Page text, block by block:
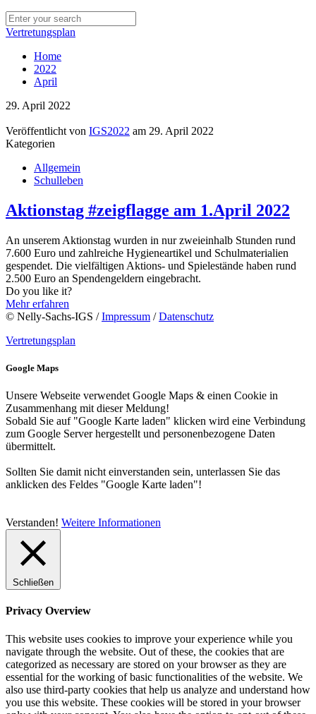
Vertretungsplan
Home
2022
April
29. April 2022
Veröffentlicht von IGS2022 am 29. April 2022
Kategorien
Allgemein
Schulleben
Aktionstag #zeigflagge am 1.April 2022
An unserem Aktionstag wurden in nur zweieinhalb Stunden rund
7.600 Euro und zahlreiche Hygieneartikel und Schulmaterialien
gespendet. Die vielfältigen Aktions- und Spielestände haben rund
2.500 Euro an Spendengeldern eingebracht.
Do you like it?
Mehr erfahren
© Nelly-Sachs-IGS /Impressum /Datenschutz
Vertretungsplan
Google Maps
Unsere Webseite verwendet Google Maps & einen Cookie in
Zusammenhang mit dieser Meldung!
Sobald Sie auf "Google Karte laden" klicken wird eine Verbindung
zum Google Server hergestellt und personenbezogene Daten
übermittelt.
Sollten Sie damit nicht einverstanden sein, unterlassen Sie das
anklicken des Feldes "Google Karte laden"!
Verstanden! Weitere Informationen
Schließen
Privacy Overview
This website uses cookies to improve your experience while you
navigate through the website. Out of these, the cookies that are
categorized as necessary are stored on your browser as they are
essential for the working of basic functionalities of the website. We
also use third-party cookies that help us analyze and understand how
you use this website. These cookies will be stored in your browser